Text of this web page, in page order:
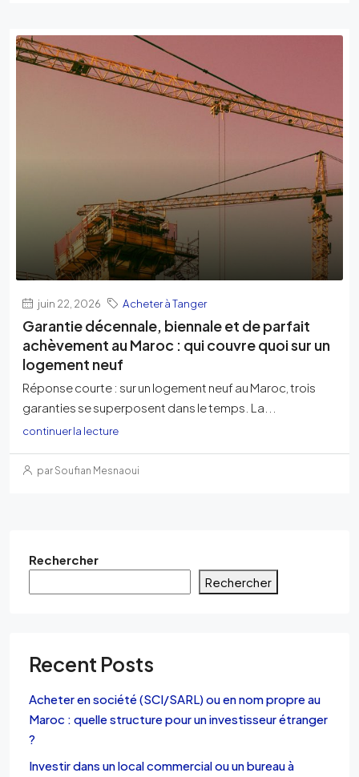
juin 22, 2026 Acheter à Tanger
Garantie décennale, biennale et de parfait
achèvement au Maroc : qui couvre quoi sur un
logement neuf
Réponse courte : sur un logement neuf au Maroc, trois
garanties se superposent dans le temps. La...
continuer la lecture
par Soufian Mesnaoui
Rechercher
Rechercher
Recent Posts
Acheter en société (SCI/SARL) ou en nom propre au
Maroc : quelle structure pour un investisseur étranger
?
Investir dans un local commercial ou un bureau à